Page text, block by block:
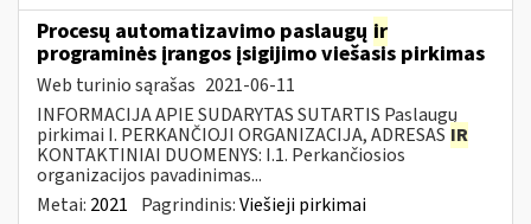
Procesų automatizavimo paslaugų ir
programinės įrangos įsigijimo viešasis pirkimas
Web turinio sąrašas 2021-06-11
INFORMACIJA APIE SUDARYTAS SUTARTIS Paslaugų
pirkimai I. PERKANČIOJI ORGANIZACIJA, ADRESAS IR
KONTAKTINIAI DUOMENYS: I.1. Perkančiosios
organizacijos pavadinimas...
Metai: 2021 Pagrindinis:Viešieji pirkimai